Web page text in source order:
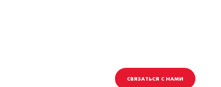
СВЯЗАТЬСЯ С НАМИ